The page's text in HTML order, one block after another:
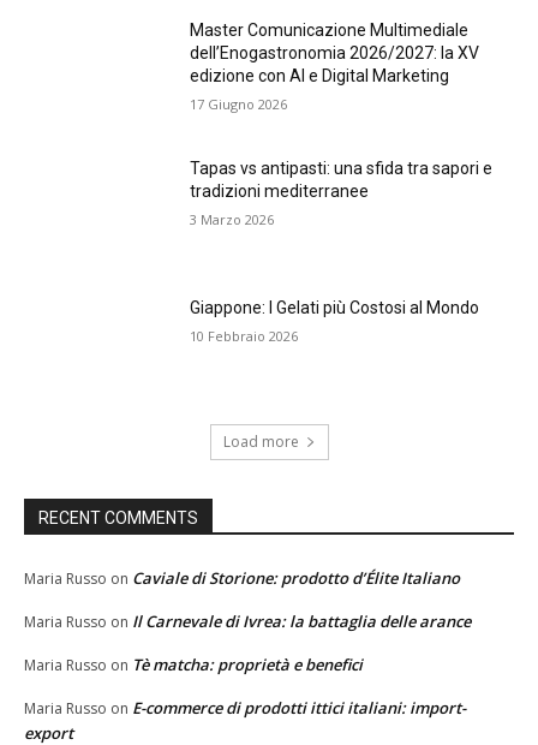
Master Comunicazione Multimediale
dell’Enogastronomia 2026/2027: la XV
edizione con AI e Digital Marketing
17 Giugno 2026
Tapas vs antipasti: una sfida tra sapori e
tradizioni mediterranee
3 Marzo 2026
Giappone: I Gelati più Costosi al Mondo
10 Febbraio 2026
Load more
RECENT COMMENTS
Maria Russo on Caviale di Storione: prodotto d’Élite Italiano
Maria Russo on Il Carnevale di Ivrea: la battaglia delle arance
Maria Russo on Tè matcha: proprietà e benefici
Maria Russo on E-commerce di prodotti ittici italiani: import-
export